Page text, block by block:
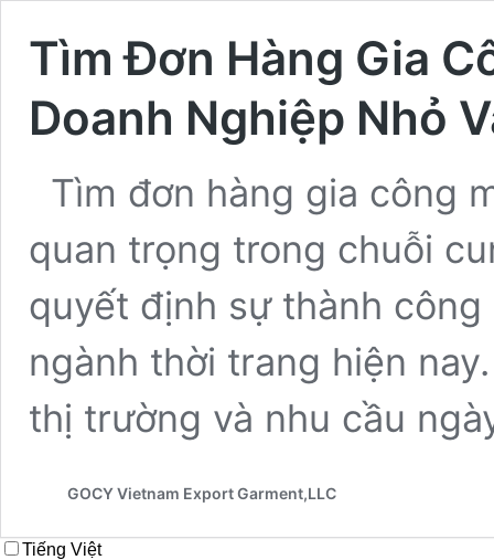
Tìm Đơn Hàng Gia
Doanh Nghiệp Nhỏ
Tìm đơn hàng gia công
quan trọng trong chuỗi
quyết định sự thành
ngành thời trang hiện
thị trường và nhu cầu
GOCY Vietnam Export Garment,LLC
Tiếng Việt